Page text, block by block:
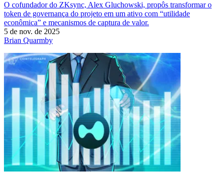
O cofundador do ZKsync, Alex Gluchowski, propôs transformar o
token de governança do projeto em um ativo com “utilidade
econômica” e mecanismos de captura de valor.
5 de nov. de 2025
Brian Quarmby